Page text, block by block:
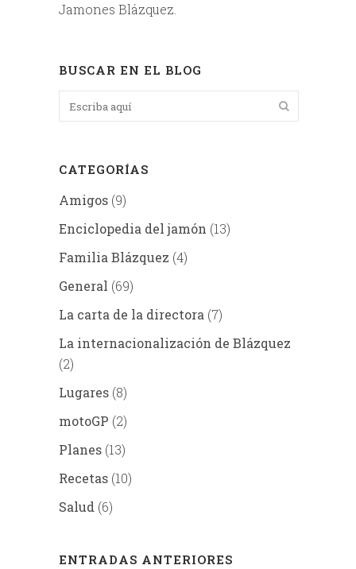
Jamones Blázquez.
BUSCAR EN EL BLOG
CATEGORÍAS
Amigos (9)
Enciclopedia del jamón (13)
Familia Blázquez (4)
General (69)
La carta de la directora (7)
La internacionalización de Blázquez
(2)
Lugares (8)
motoGP (2)
Planes (13)
Recetas (10)
Salud (6)
ENTRADAS ANTERIORES